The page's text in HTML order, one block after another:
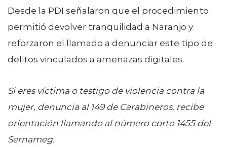
Desde la PDI señalaron que el procedimiento
permitió devolver tranquilidad a Naranjo y
reforzaron el llamado a denunciar este tipo de
delitos vinculados a amenazas digitales.
Si eres víctima o testigo de violencia contra la
mujer, denuncia al 149 de Carabineros, recibe
orientación llamando al número corto 1455 del
Sernameg.